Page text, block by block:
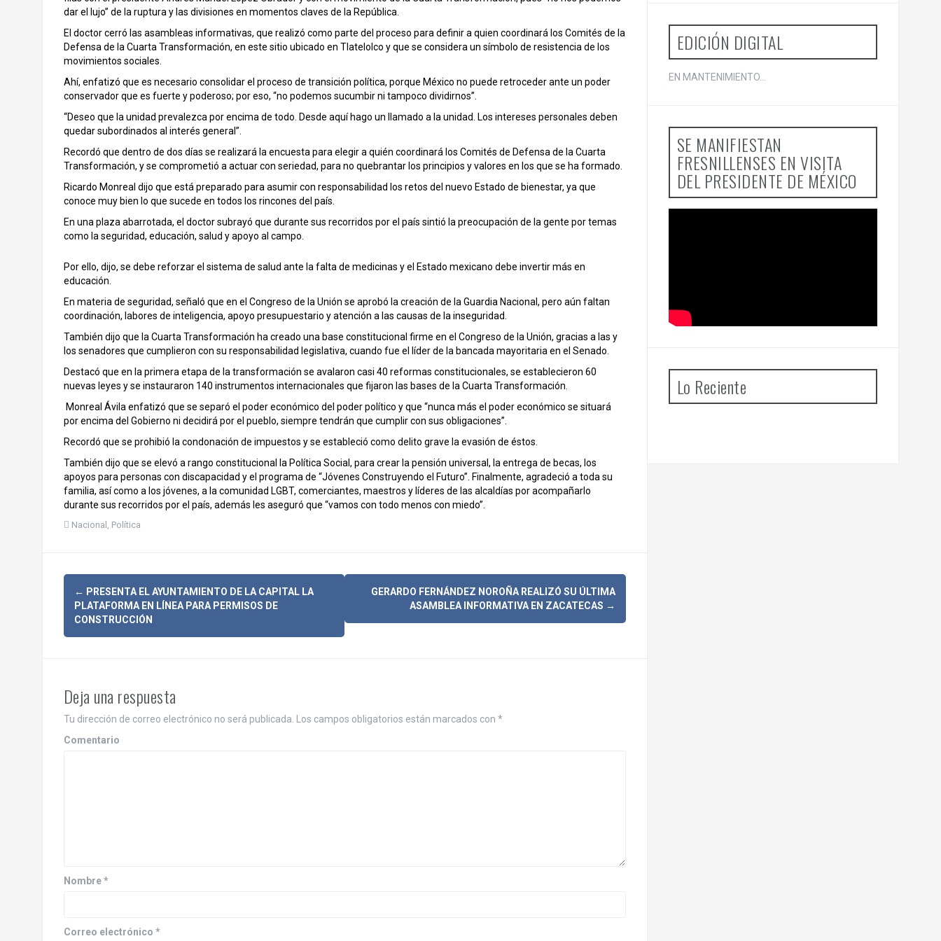
dar el lujo” de la ruptura y las divisiones en momentos claves de la República.
El doctor cerró las asambleas informativas, que realizó como parte del proceso para definir a quien coordinará los Comités de la
Defensa de la Cuarta Transformación, en este sitio ubicado en Tlatelolco y que se considera un símbolo de resistencia de los
movimientos sociales.
Ahí, enfatizó que es necesario consolidar el proceso de transición política, porque México no puede retroceder ante un poder
conservador que es fuerte y poderoso; por eso, “no podemos sucumbir ni tampoco dividirnos”.
“Deseo que la unidad prevalezca por encima de todo. Desde aquí hago un llamado a la unidad. Los intereses personales deben
quedar subordinados al interés general”.
Recordó que dentro de dos días se realizará la encuesta para elegir a quién coordinará los Comités de Defensa de la Cuarta
Transformación, y se comprometió a actuar con seriedad, para no quebrantar los principios y valores en los que se ha formado.
Ricardo Monreal dijo que está preparado para asumir con responsabilidad los retos del nuevo Estado de bienestar, ya que
conoce muy bien lo que sucede en todos los rincones del país.
En una plaza abarrotada, el doctor subrayó que durante sus recorridos por el país sintió la preocupación de la gente por temas
como la seguridad, educación, salud y apoyo al campo.
Por ello, dijo, se debe reforzar el sistema de salud ante la falta de medicinas y el Estado mexicano debe invertir más en
educación.
En materia de seguridad, señaló que en el Congreso de la Unión se aprobó la creación de la Guardia Nacional, pero aún faltan
coordinación, labores de inteligencia, apoyo presupuestario y atención a las causas de la inseguridad.
También dijo que la Cuarta Transformación ha creado una base constitucional firme en el Congreso de la Unión, gracias a las y
los senadores que cumplieron con su responsabilidad legislativa, cuando fue el líder de la bancada mayoritaria en el Senado.
Destacó que en la primera etapa de la transformación se avalaron casi 40 reformas constitucionales, se establecieron 60
nuevas leyes y se instauraron 140 instrumentos internacionales que fijaron las bases de la Cuarta Transformación.
Monreal Ávila enfatizó que se separó el poder económico del poder político y que “nunca más el poder económico se situará
por encima del Gobierno ni decidirá por el pueblo, siempre tendrán que cumplir con sus obligaciones”.
Recordó que se prohibió la condonación de impuestos y se estableció como delito grave la evasión de éstos.
También dijo que se elevó a rango constitucional la Política Social, para crear la pensión universal, la entrega de becas, los
apoyos para personas con discapacidad y el programa de “Jóvenes Construyendo el Futuro”. Finalmente, agradeció a toda su
familia, así como a los jóvenes, a la comunidad LGBT, comerciantes, maestros y líderes de las alcaldías por acompañarlo
durante sus recorridos por el país, además les aseguró que “vamos con todo menos con miedo”.
Nacional , Política
N
a
e
g
a
d
e
← PRESENTA EL AYUNTAMIENTO DE LA CAPITAL LA
PLATAFORMA EN LÍNEA PARA PERMISOS DE
CONSTRUCCIÓN
GERARDO FERNÁNDEZ NOROÑA REALIZÓ SU ÚLTIMA
ASAMBLEA INFORMATIVA EN ZACATECAS →
Deja una respuesta
Tu dirección de correo electrónico no será publicada. Los campos obligatorios están marcados con *
Comentario
Nombre*
Correo electrónico *
:
EDICIÓN DIGITAL
EN MANTENIMIENTO...
SE MANIFIESTAN
FRESNILLENSES EN VISITA
DEL PRESIDENTE DE MÉXICO
Lo Reciente